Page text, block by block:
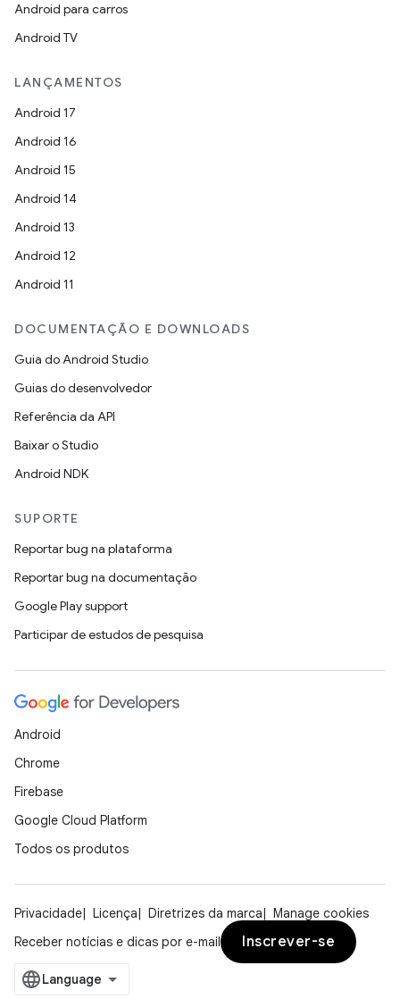
Android para carros
Android TV
LANÇAMENTOS
Android 17
Android 16
Android 15
Android 14
Android 13
Android 12
Android 11
DOCUMENTAÇÃO E DOWNLOADS
Guia do Android Studio
Guias do desenvolvedor
Referência da API
Baixar o Studio
Android NDK
SUPORTE
Reportar bug na plataforma
Reportar bug na documentação
Google Play support
Participar de estudos de pesquisa
Android
Chrome
Firebase
Google Cloud Platform
Todos os produtos
Privacidade Licença Diretrizes da marca
Manage cookies
Receber notícias e dicas por e-mail
Inscrever-se